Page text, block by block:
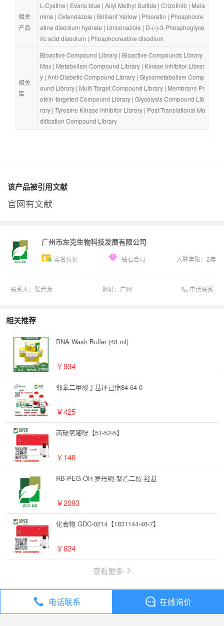
相关
产品
L-Cystine | Evans blue | Allyl Methyl Sulfide | Crizotinib | Mela
mine | Oxfendazole | Brilliant Yellow | Phloretin | Phosphocre
atine disodium hydrate | Uniconazole | D-(-)-3-Phosphoglyce
ric acid disodium | Phosphocreatine disodium
相关
库
Bioactive Compound Library | Bioactive Compounds Library
Max | Metabolism Compound Library | Kinase Inhibitor Librar
y | Anti-Diabetic Compound Library | Glycometabolism Comp
ound Library | Multi-Target Compound Library | Membrane Pr
otein-targeted Compound Library | Glycolysis Compound Lib
rary | Tyrosine Kinase Inhibitor Library | Post-Translational Mo
dification Compound Library
该产品被引用文献
官网有文献
广州市左克生物科技发展有限公司
实名认证 钻石会员 入驻年限： 2年
联系人： 张芳菊 地址： 广州 电话联系
相关推荐
RNA Wash Buffer (48 ml)
￥934
邻苯二甲酸丁基环己酯84-64-0
￥425
丙硫氧嘧啶【51-52-5】
￥148
RB-PEG-OH 罗丹明-聚乙二醇-羟基
￥2093
化合物 GDC-0214【1831144-46-7】
￥624
查看更多
全部分类 试剂
电话联系 在线询价